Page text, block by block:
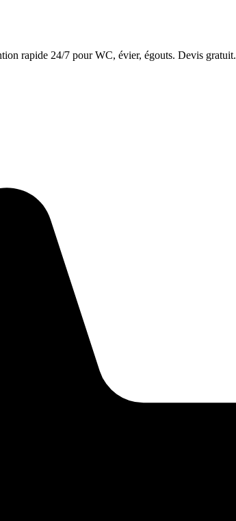
rapide 24/7 pour WC, évier, égouts. Devis gratuit.